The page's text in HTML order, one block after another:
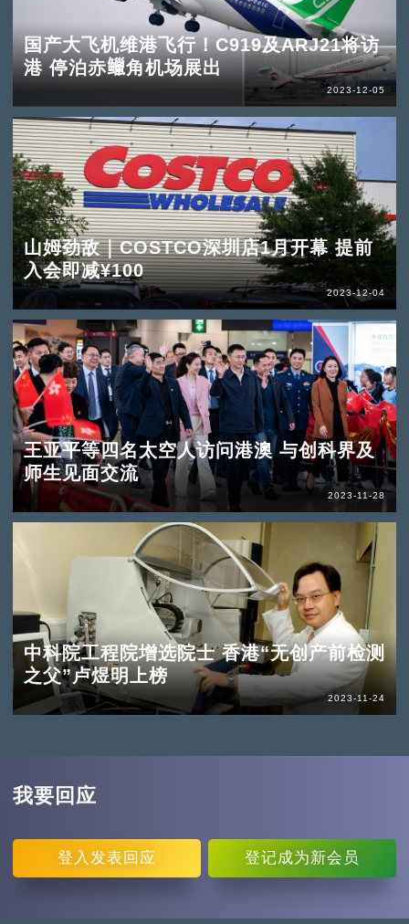
国产大飞机维港飞行！C919及ARJ21将访
港 停泊赤𫚭角机场展出
2023-12-05
山姆劲敌｜COSTCO深圳店1月开幕 提前
入会即减¥100
2023-12-04
王亚平等四名太空人访问港澳 与创科界及
师生见面交流
2023-11-28
中科院工程院增选院士 香港“无创产前检测
之父”卢煜明上榜
2023-11-24
我要回应
登入 发表回应 登记成为新会员